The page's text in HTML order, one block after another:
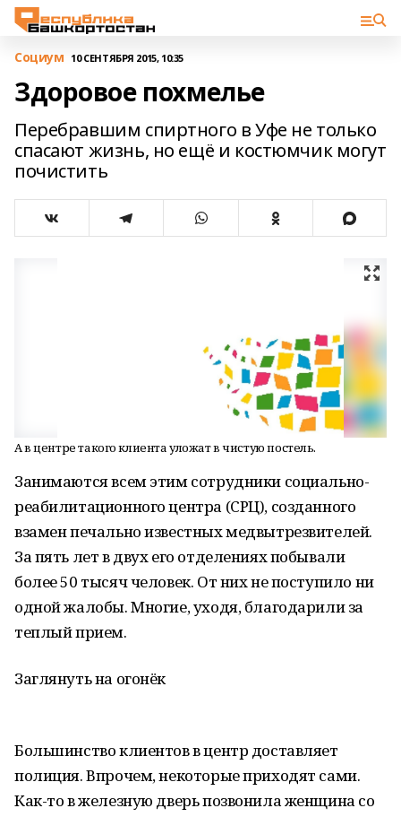
Cоциум 10 СЕНТЯБРЯ 2015, 10:35
Здоровое похмелье
Перебравшим спиртного в Уфе не только
спасают жизнь, но ещё и костюмчик могут
почистить
А в центре такого клиента уложат в чистую постель.
Занимаются всем этим сотрудники социально-
реабилитационного центра (СРЦ), созданного
взамен печально известных медвытрезвителей.
За пять лет в двух его отделениях побывали
более 50 тысяч человек. От них не поступило ни
одной жалобы. Многие, уходя, благодарили за
теплый прием.
Заглянуть на огонёк
Большинство клиентов в центр доставляет
полиция. Впрочем, некоторые приходят сами.
Как-то в железную дверь позвонила женщина со